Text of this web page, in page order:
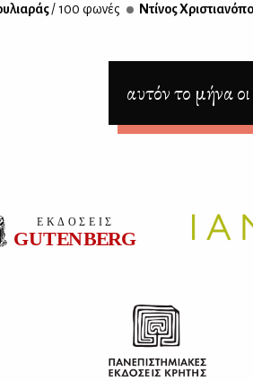
/ 100 φω­νές Ντί­νος
αυτόν το μήνα